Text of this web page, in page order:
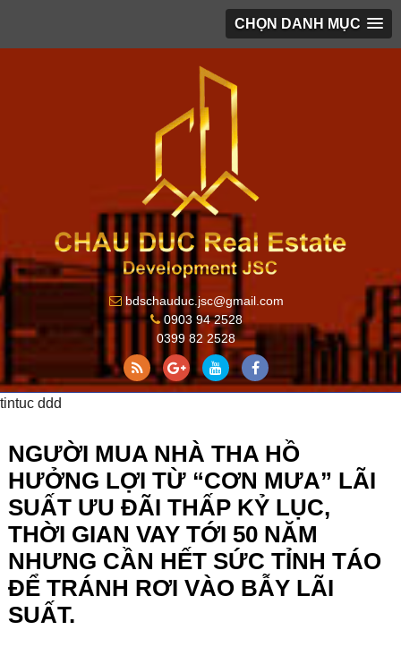
CHỌN DANH MỤC
bdschauduc.jsc@gmail.com
0903 94 2528
0399 82 2528
tintuc ddd
NGƯỜI MUA NHÀ THA HỒ
HƯỞNG LỢI TỪ “CƠN MƯA” LÃI
SUẤT ƯU ĐÃI THẤP KỶ LỤC,
THỜI GIAN VAY TỚI 50 NĂM
NHƯNG CẦN HẾT SỨC TỈNH TÁO
ĐỂ TRÁNH RƠI VÀO BẪY LÃI
SUẤT.